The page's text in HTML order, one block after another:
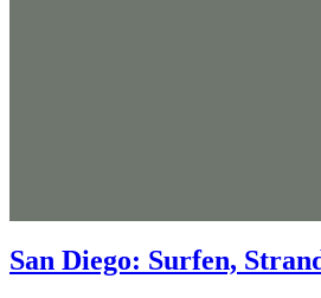
San Diego: Surfen,